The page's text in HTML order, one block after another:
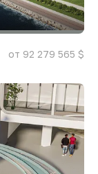
от 92 279 565 $